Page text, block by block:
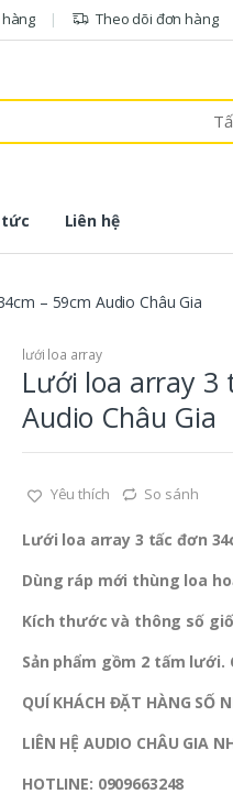
hàng Theo dõi đơn hàng
tức Liên hệ
– 59cm Audio Châu Gia
lưới loa array
Lưới loa array 3
Audio Châu Gia
Yêu thích So sánh
Lưới loa array 3 tấc đơn
Dùng ráp mới thùng loa
Kích thước và thông số
Sản phẩm gồm 2 tấm lưới.
QUÍ KHÁCH ĐẶT HÀNG SỐ
LIÊN HỆ AUDIO CHÂU GIA
HOTLINE: 0909663248